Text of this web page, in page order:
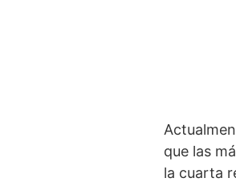
que las
la cuarta